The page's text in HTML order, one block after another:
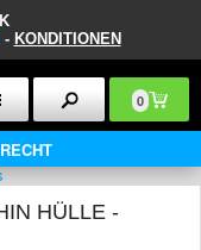
- KONDITIONEN
0
HÜLLE -